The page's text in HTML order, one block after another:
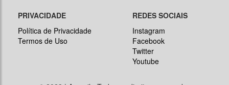
PRIVACIDADE
Política de Privacidade
Termos de Uso
REDES SOCIAIS
Instagram
Facebook
Twitter
Youtube